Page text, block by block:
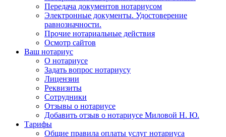
Передача документов нотариусом
Электронные документы. Удостоверение
равнозначности.
Прочие нотариальные действия
Осмотр сайтов
Ваш нотариус
О нотариусе
Задать вопрос нотариусу
Лицензии
Реквизиты
Сотрудники
Отзывы о нотариусе
Добавить отзыв о нотариусе Миловой Н. Ю.
Тарифы
Общие правила оплаты услуг нотариуса